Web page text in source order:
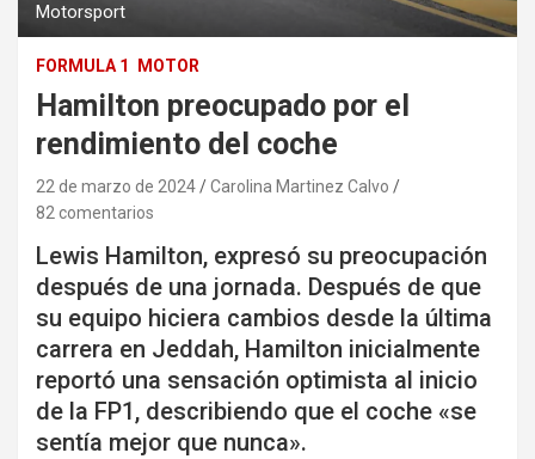
Motorsport
FORMULA 1 MOTOR
Hamilton preocupado por el
rendimiento del coche
22 de marzo de 2024
Carolina Martinez Calvo
82 comentarios
Lewis Hamilton, expresó su preocupación
después de una jornada. Después de que
su equipo hiciera cambios desde la última
carrera en Jeddah, Hamilton inicialmente
reportó una sensación optimista al inicio
de la FP1, describiendo que el coche «se
sentía mejor que nunca».